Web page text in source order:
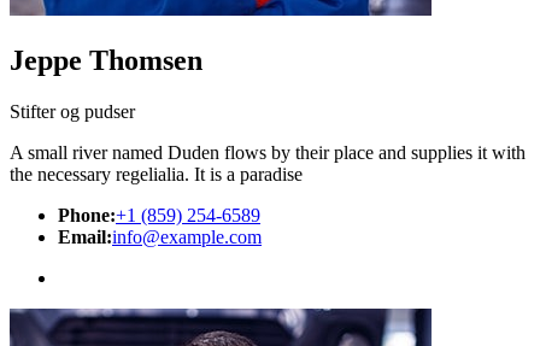
Jeppe Thomsen
Stifter og pudser
A small river named Duden flows by their place and supplies it with
the necessary regelialia. It is a paradise
Phone:+1 (859) 254-6589
Email:info@example.com